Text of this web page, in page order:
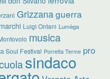
Grizzanaguerra
Luigi Ontani Lumèga
musica
Soul Festival Porretta Terme pro
sindaco